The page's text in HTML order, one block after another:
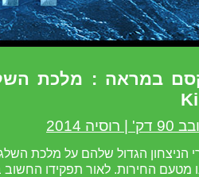
2014
הניצחון הגדול שלהם על מלכת
מטעם החירות. לאור תפקידו החשוב